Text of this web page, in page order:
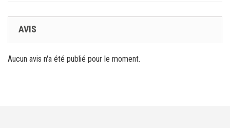
AVIS
Aucun avis n'a été publié pour le moment.